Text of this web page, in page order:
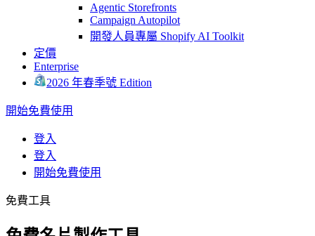
Agentic Storefronts
Campaign Autopilot
開發人員專屬 Shopify AI Toolkit
定價
Enterprise
2026 年春季號 Edition
開始免費使用
登入
登入
開始免費使用
免費工具